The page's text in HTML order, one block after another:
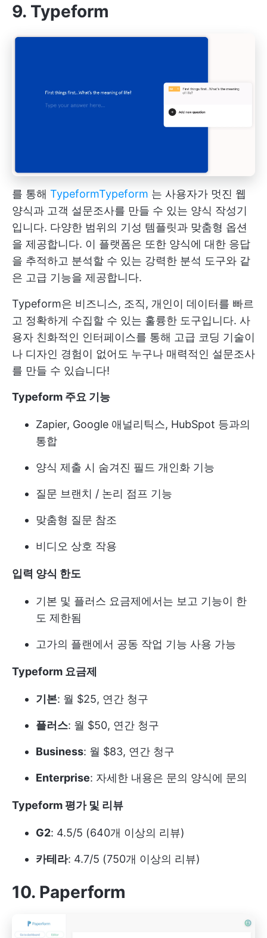
9. Typeform
를 통해 TypeformTypeform 는 사용자가 멋진 웹
양식과 고객 설문조사를 만들 수 있는 양식 작성기
입니다. 다양한 범위의 기성 템플릿과 맞춤형 옵션
을 제공합니다. 이 플랫폼은 또한 양식에 대한 응답
을 추적하고 분석할 수 있는 강력한 분석 도구와 같
은 고급 기능을 제공합니다.
Typeform은 비즈니스, 조직, 개인이 데이터를 빠르
고 정확하게 수집할 수 있는 훌륭한 도구입니다. 사
용자 친화적인 인터페이스를 통해 고급 코딩 기술이
나 디자인 경험이 없어도 누구나 매력적인 설문조사
를 만들 수 있습니다!
Typeform 주요 기능
Zapier, Google 애널리틱스, HubSpot 등과의
통합
양식 제출 시 숨겨진 필드 개인화 기능
질문 브랜치 / 논리 점프 기능
맞춤형 질문 참조
비디오 상호 작용
입력 양식 한도
기본 및 플러스 요금제에서는 보고 기능이 한
도 제한됨
고가의 플랜에서 공동 작업 기능 사용 가능
Typeform 요금제
기본: 월 $25, 연간 청구
플러스: 월 $50, 연간 청구
Business: 월 $83, 연간 청구
Enterprise: 자세한 내용은 문의 양식에 문의
Typeform 평가 및 리뷰
G2: 4.5/5 (640개 이상의 리뷰)
카테라: 4.7/5 (750개 이상의 리뷰)
10. Paperform